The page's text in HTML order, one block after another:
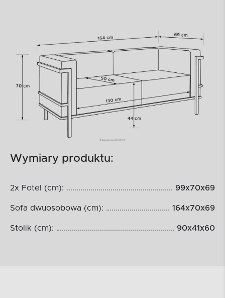
Wymiary produktu:
2x Fotel (cm): 99x70x69
Sofa dwuosobowa (cm): 164x70x69
Stolik (cm): 90x41x60